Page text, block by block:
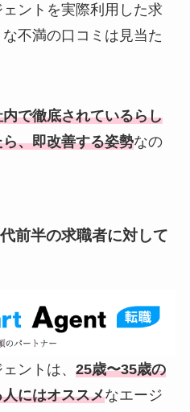
ントを実際利用した求
不満の口コミは見当た
で徹底されているらし
、即改善する姿勢なの
前半の求職者に対して
ントは、 25歳〜35歳の
にはオススメなエージ